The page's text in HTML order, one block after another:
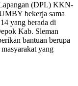
(DPL) KKN-
bekerja sama
yang berada di
Kab. Sleman
bantuan berupa
yang